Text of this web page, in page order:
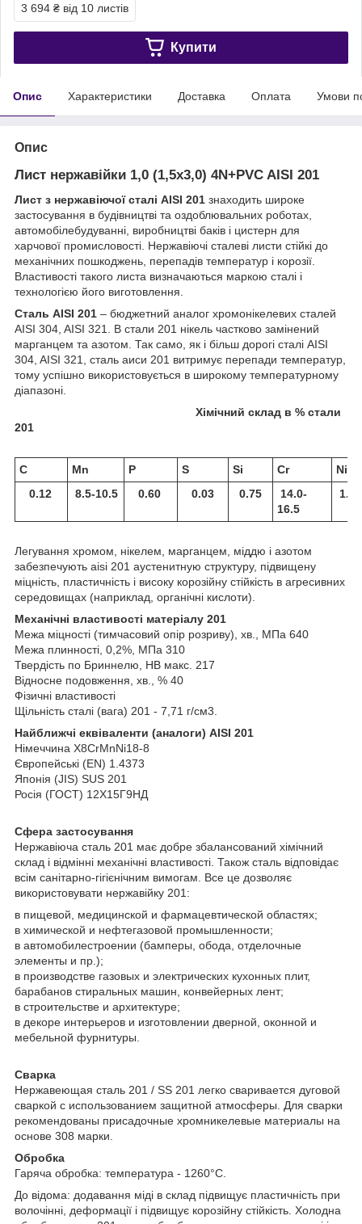
3 694 ₴ від 10 листів
Купити
Опис Характеристики Доставка Оплата Умови
Опис
Лист нержавійки 1,0 (1,5х3,0) 4N+PVC AISI 201
Лист з нержавіючої сталі AISI 201 знаходить широке
застосування в будівництві та оздоблювальних роботах,
автомобілебудуванні, виробництві баків і цистерн для
харчової промисловості. Нержавіючі сталеві листи стійкі до
механічних пошкоджень, перепадів температур і корозії.
Властивості такого листа визначаються маркою сталі і
технологією його виготовлення.
Сталь AISI 201 – бюджетний аналог хромонікелевих сталей
AISI 304, AISI 321. В стали 201 нікель частково замінений
марганцем та азотом. Так само, як і більш дорогі сталі AISI
304, AISI 321, сталь аиси 201 витримує перепади температур,
тому успішно використовується в широкому температурному
діапазоні.
Хімічний склад в % стали
201
C Mn P S Si Cr
Ni
0.12
8.5-10.5 0.60 0.03 0.75
14.0-
16.5
Легування хромом, нікелем, марганцем, міддю і азотом
забезпечують aisi 201 аустенитную структуру, підвищену
міцність, пластичність і високу корозійну стійкість в агресивних
середовищах (наприклад, органічні кислоти).
Механічні властивості матеріалу 201
Межа міцності (тимчасовий опір розриву), хв., МПа 640
Межа плинності, 0,2%, МПа 310
Твердість по Бриннелю, HB макс. 217
Відносне подовження, хв., % 40
Фізичні властивості
Щільність сталі (вага) 201 - 7,71 г/см3.
Найближчі еквіваленти (аналоги) AISI 201
Німеччина X8CrMnNi18-8
Європейські (EN) 1.4373
Японія (JIS) SUS 201
Росія (ГОСТ) 12Х15Г9НД
Сфера застосування
Нержавіюча сталь 201 має добре збалансований хімічний
склад і відмінні механічні властивості. Також сталь відповідає
всім санітарно-гігієнічним вимогам. Все це дозволяє
використовувати нержавійку 201:
в пищевой, медицинской и фармацевтической областях;
в химической и нефтегазовой промышленности;
в автомобилестроении (бамперы, обода, отделочные
элементы и пр.);
в производстве газовых и электрических кухонных плит,
барабанов стиральных машин, конвейерных лент;
в строительстве и архитектуре;
в декоре интерьеров и изготовлении дверной, оконной и
мебельной фурнитуры.
Сварка
Нержавеющая сталь 201 / SS 201 легко сваривается дуговой
сваркой с использованием защитной атмосферы. Для сварки
рекомендованы присадочные хромникелевые материалы на
основе 308 марки.
Обробка
Гаряча обробка: температура - 1260°C.
До відома: додавання міді в склад підвищує пластичність при
волочінні, деформації і підвищує корозійну стійкість. Холодна